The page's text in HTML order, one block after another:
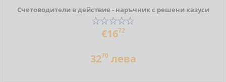
Счетоводители в действие - наръчник с решени казуси
€1672
3270лева